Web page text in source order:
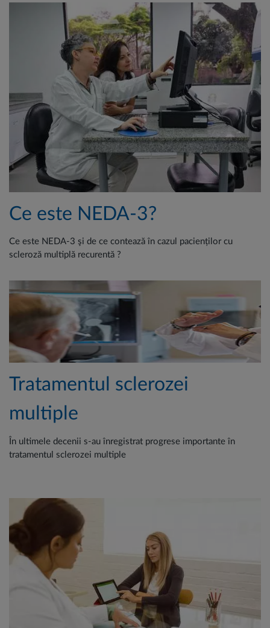
Ce este NEDA-3?
Ce este NEDA-3 şi de ce contează în cazul pacienților cu
scleroză multiplă recurentă ?
Tratamentul sclerozei
multiple
În ultimele decenii s-au înregistrat progrese importante în
tratamentul sclerozei multiple